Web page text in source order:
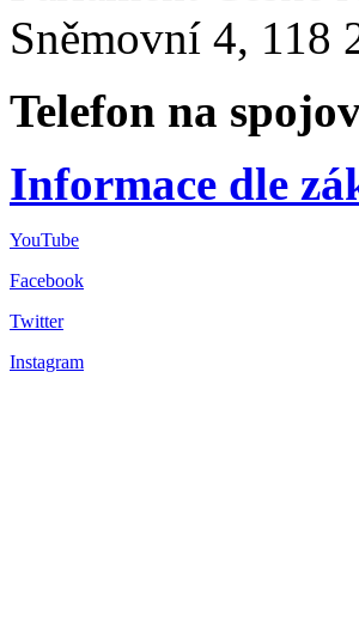
Sněmovní 4, 118
Telefon na
Informace dle
YouTube
Facebook
Twitter
Instagram